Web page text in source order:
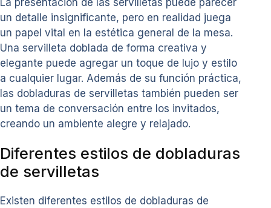
La presentación de las servilletas puede parecer
un detalle insignificante, pero en realidad juega
un papel vital en la estética general de la mesa.
Una servilleta doblada de forma creativa y
elegante puede agregar un toque de lujo y estilo
a cualquier lugar. Además de su función práctica,
las dobladuras de servilletas también pueden ser
un tema de conversación entre los invitados,
creando un ambiente alegre y relajado.
Diferentes estilos de dobladuras
de servilletas
Existen diferentes estilos de dobladuras de